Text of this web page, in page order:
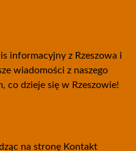
informacyjny z Rzeszowa i
wiadomości z naszego
co dzieje się w Rzeszowie!
na stronę Kontakt